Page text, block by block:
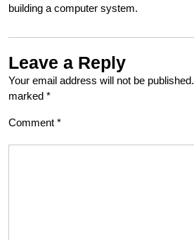
building a computer system.
Leave a Reply
Your email address will not be published.
marked *
Comment *